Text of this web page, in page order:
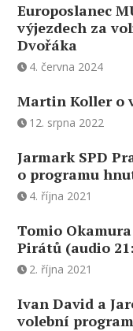
Europoslanec
výjezdech za
Dvořáka
4. června 2024
Martin Koller o
12. srpna 2022
Jarmark SPD
o programu
4. října 2021
Tomio
Pirátů (audio
2. října 2021
Ivan David a
volební